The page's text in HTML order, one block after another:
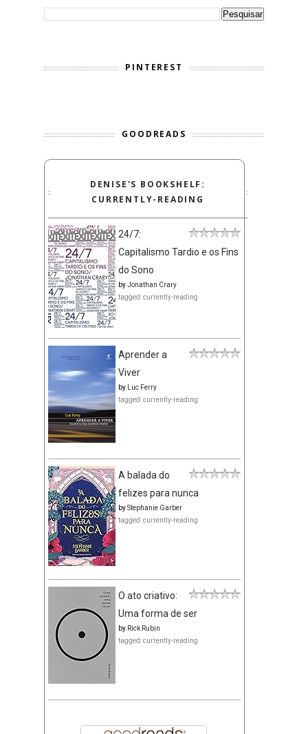
PINTEREST
GOODREADS
DENISE'S BOOKSHELF:
CURRENTLY-READING
24/7:
Capitalismo Tardio e os Fins
do Sono
byJonathan Crary
tagged: currently-reading
Aprender a
Viver
by
Luc Ferry
tagged: currently-reading
A balada do
felizes para nunca
byStephanie Garber
tagged: currently-reading
O ato criativo:
Uma forma de ser
by Rick Rubin
tagged: currently-reading